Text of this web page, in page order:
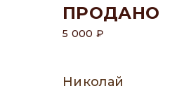
ПРОДАНО
5 000 ₽
Николай